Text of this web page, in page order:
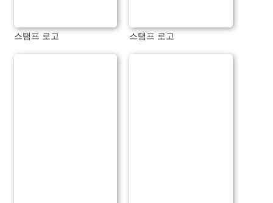
스탬프 로고 스탬프 로고